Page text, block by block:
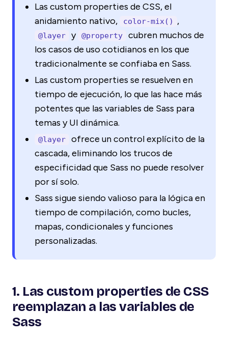
Las custom properties de CSS, el
anidamiento nativo,
color-mix() ,
@layer y @property
cubren muchos de
los casos de uso cotidianos en los que
tradicionalmente se confiaba en Sass.
Las custom properties se resuelven en
tiempo de ejecución, lo que las hace más
potentes que las variables de Sass para
temas y UI dinámica.
@layer
ofrece un control explícito de la
cascada, eliminando los trucos de
especificidad que Sass no puede resolver
por sí solo.
Sass sigue siendo valioso para la lógica en
tiempo de compilación, como bucles,
mapas, condicionales y funciones
personalizadas.
1. Las custom properties de CSS
reemplazan a las variables de
Sass